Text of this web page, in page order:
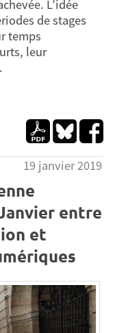
L’idée
de stages
temps
leur
19 janvier 2019
entre
et